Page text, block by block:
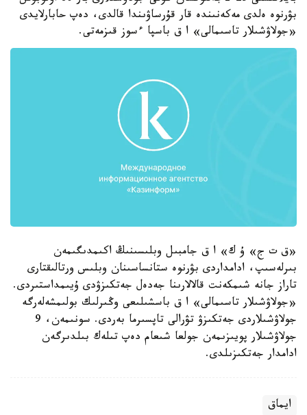
بۋرنوە ەلدى مەكەنىندە قار قۇرساۋىندا قالدى، دەپ حابارلايدى
«جولاۋشىلار تاسىمالى» ا ق باسپا ءسوز قىزمەتى.
«ق ت ج» ۇ ك» ا ق جامبىل وبلىسىنىڭ اكىمدىگىمەن
بىرلەسىپ، ادامداردى بۋرنوە ستانساسىنان وبلىس ورتالىقتارى
تاراز جانە شىمكەنت قالالارىنا جەدەل جەتكىزۋدى ۇيىمداستىردى.
«جولاۋشىلار تاسىمالى» ا ق باسشىلىعى وڭىرلىك بولىمشەلەرگە
جولاۋشىلاردى جەتكىزۋ تۋرالى تاپسىرما بەردى. سونىمەن، 9
جولاۋشىلار پويىزىمەن جولعا شىعام دەپ تىلەك بىلدىرگەن
ادامدار جەتكىزىلدى.
ايماق